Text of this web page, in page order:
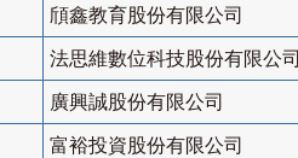
頎鑫教育股份有限公司
法思維數位科技股份有限公司
廣興誠股份有限公司
富裕投資股份有限公司